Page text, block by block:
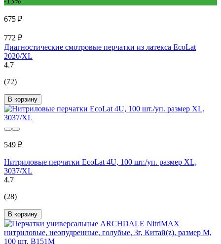
675 ₽
772 ₽
Диагностические смотровые перчатки из латекса EcoLat
2020/XL
4.7
(72)
В корзину
549 ₽
Нитриловые перчатки EcoLat 4U, 100 шт./уп. размер XL,
3037/XL
4.7
(28)
В корзину